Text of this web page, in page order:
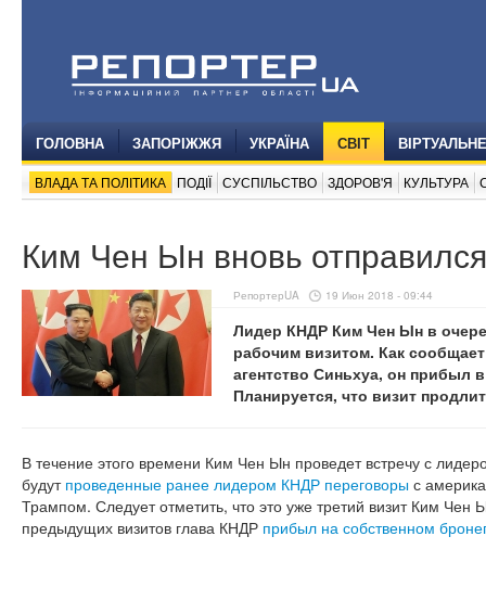
ГОЛОВНА ЗАПОРІЖЖЯ УКРАЇНА СВІТ
ВЛАДА ТА ПОЛІТИКА ПОДІЇ СУСПІЛЬСТВО ЗДОРОВ'Я КУЛЬТУРА
Ким Чен Ын вновь
РепортерUA 19 Июн 2018 - 09:44
Лидер КНДР Ким Чен Ын в
рабочим визитом. Как
агентство Синьхуа, он прибыл
Планируется, что визит
В течение этого времени Ким Чен Ын проведет встречу с
будут проведенные ранее лидером КНДР переговоры с
Трампом. Следует отметить, что это уже третий визит Ким
предыдущих визитов глава КНДР прибыл на собственном